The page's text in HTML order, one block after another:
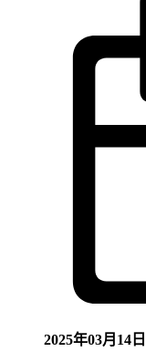
2025年03月14日